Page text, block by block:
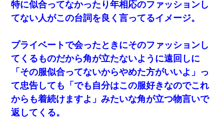
特に似合ってなかったり年相応のファッションし
てない人がこの台詞を良く言ってるイメージ。
プライベートで会ったときにそのファッションし
てくるものだから角が立たないように遠回しに
「その服似合ってないからやめた方がいいよ」っ
て忠告しても「でも自分はこの服好きなのでこれ
からも着続けますよ」みたいな角が立つ物言いで
返してくる。